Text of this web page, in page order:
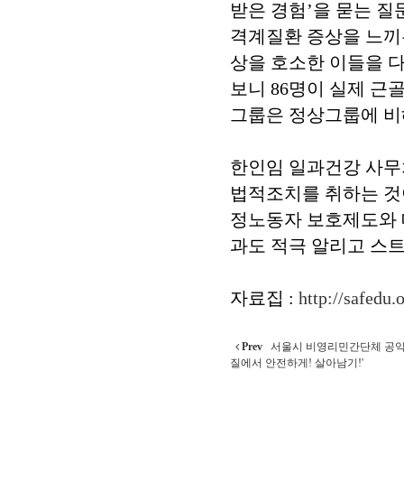
받은 경험’을 묻는 질
격계질환 증상을 느
상을 호소한 이들을
보니 86명이 실제 근
그룹은 정상그룹에
한인임 일과건강 사
법적조치를 취하는
정노동자 보호제도와
과도 적극 알리고 스
자료집 : http://
Prev
서울시 비영리민간단체 공
질에서 안전하게! 살아남기!'